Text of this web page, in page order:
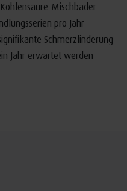
Mischbäder
pro Jahr
Schmerzlinderung
Jahr erwartet werden